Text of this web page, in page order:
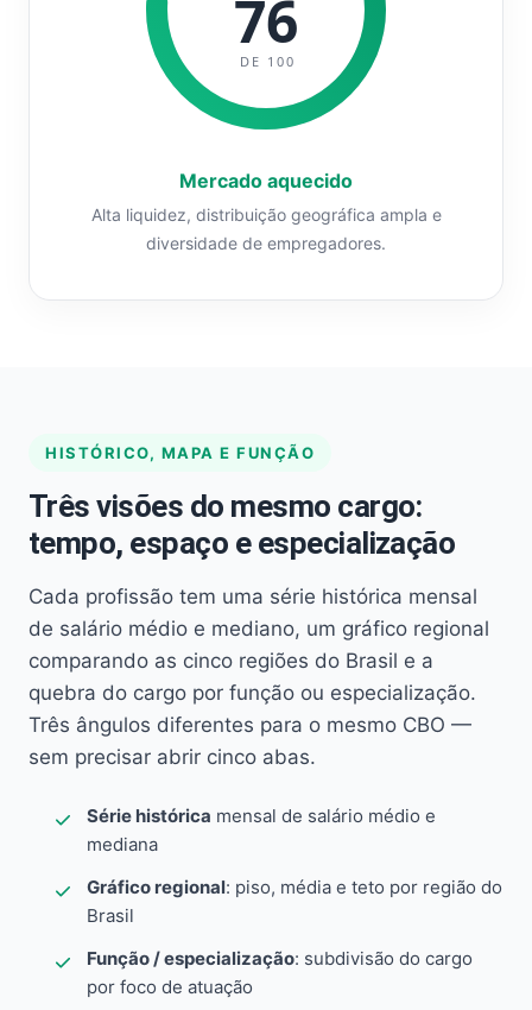
76
DE 100
Mercado aquecido
Alta liquidez, distribuição geográfica ampla e
diversidade de empregadores.
HISTÓRICO, MAPA E FUNÇÃO
Três visões do mesmo cargo:
tempo, espaço e especialização
Cada profissão tem uma série histórica mensal
de salário médio e mediano, um gráfico regional
comparando as cinco regiões do Brasil e a
quebra do cargo por função ou especialização.
Três ângulos diferentes para o mesmo CBO —
sem precisar abrir cinco abas.
Série histórica mensal de salário médio e
mediana
Gráfico regional: piso, média e teto por região do
Brasil
Função / especialização: subdivisão do cargo
por foco de atuação